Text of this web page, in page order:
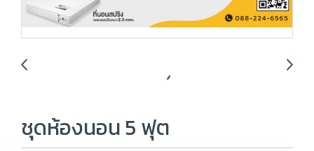
ชุดห้องนอน 5 ฟุต